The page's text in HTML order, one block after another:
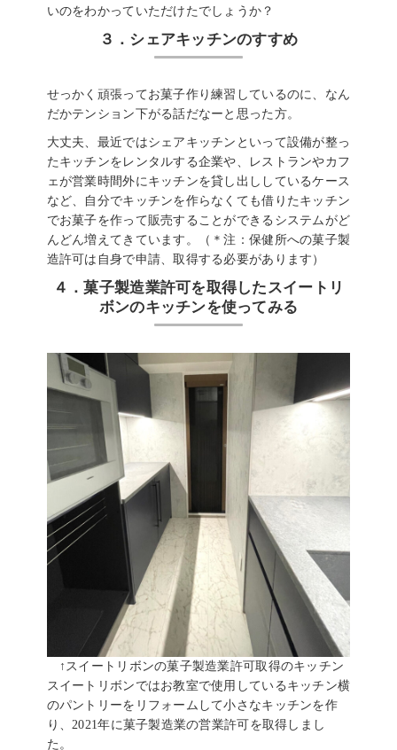
いのをわかっていただけたでしょうか？
３．シェアキッチンのすすめ
せっかく頑張ってお菓子作り練習しているのに、なん
だかテンション下がる話だなーと思った方。
大丈夫、最近ではシェアキッチンといって設備が整っ
たキッチンをレンタルする企業や、レストランやカフ
ェが営業時間外にキッチンを貸し出ししているケース
など、自分でキッチンを作らなくても借りたキッチン
でお菓子を作って販売することができるシステムがど
んどん増えてきています。（＊注：保健所への菓子製
造許可は自身で申請、取得する必要があります）
４．菓子製造業許可を取得したスイートリ
ボンのキッチンを使ってみる
↑スイートリボンの菓子製造業許可取得のキッチン
スイートリボンではお教室で使用しているキッチン横
のパントリーをリフォームして小さなキッチンを作
り、2021年に菓子製造業の営業許可を取得しまし
た。